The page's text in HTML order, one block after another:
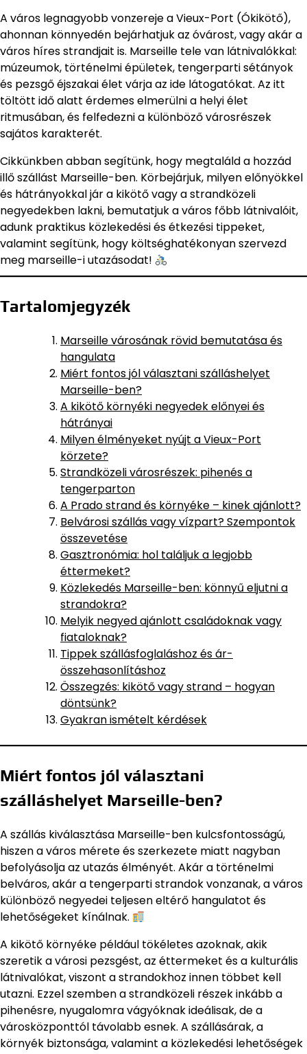
A város legnagyobb vonzereje a Vieux-Port (Ókikötő),
ahonnan könnyedén bejárhatjuk az óvárost, vagy akár a
város híres strandjait is. Marseille tele van látnivalókkal:
múzeumok, történelmi épületek, tengerparti sétányok
és pezsgő éjszakai élet várja az ide látogatókat. Az itt
töltött idő alatt érdemes elmerülni a helyi élet
ritmusában, és felfedezni a különböző városrészek
sajátos karakterét.
Cikkünkben abban segítünk, hogy megtaláld a hozzád
illő szállást Marseille-ben. Körbejárjuk, milyen előnyökkel
és hátrányokkal jár a kikötő vagy a strandközeli
negyedekben lakni, bemutatjuk a város főbb látnivalóit,
adunk praktikus közlekedési és étkezési tippeket,
valamint segítünk, hogy költséghatékonyan szervezd
meg marseille-i utazásodat!
Tartalomjegyzék
Marseille városának rövid bemutatása és
hangulata
Miért fontos jól választani szálláshelyet
Marseille-ben?
A kikötő környéki negyedek előnyei és
hátrányai
Milyen élményeket nyújt a Vieux-Port
körzete?
Strandközeli városrészek: pihenés a
tengerparton
A Prado strand és környéke – kinek ajánlott?
Belvárosi szállás vagy vízpart? Szempontok
összevetése
Gasztronómia: hol találjuk a legjobb
éttermeket?
Közlekedés Marseille-ben: könnyű eljutni a
strandokra?
Melyik negyed ajánlott családoknak vagy
fiataloknak?
Tippek szállásfoglaláshoz és ár-
összehasonlításhoz
Összegzés: kikötő vagy strand – hogyan
döntsünk?
Gyakran ismételt kérdések
Miért fontos jól választani
szálláshelyet Marseille-ben?
A szállás kiválasztása Marseille-ben kulcsfontosságú,
hiszen a város mérete és szerkezete miatt nagyban
befolyásolja az utazás élményét. Akár a történelmi
belváros, akár a tengerparti strandok vonzanak, a város
különböző negyedei teljesen eltérő hangulatot és
lehetőségeket kínálnak.
A kikötő környéke például tökéletes azoknak, akik
szeretik a városi pezsgést, az éttermeket és a kulturális
látnivalókat, viszont a strandokhoz innen többet kell
utazni. Ezzel szemben a strandközeli részek inkább a
pihenésre, nyugalomra vágyóknak ideálisak, de a
városközponttól távolabb esnek. A szállásárak, a
környék biztonsága, valamint a közlekedési lehetőségek